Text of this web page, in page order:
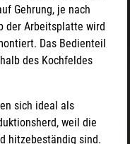
Gehrung, je nach
der Arbeitsplatte wird
Das Bedienteil
des Kochfeldes
sich ideal als
weil die
hitzebeständig sind.